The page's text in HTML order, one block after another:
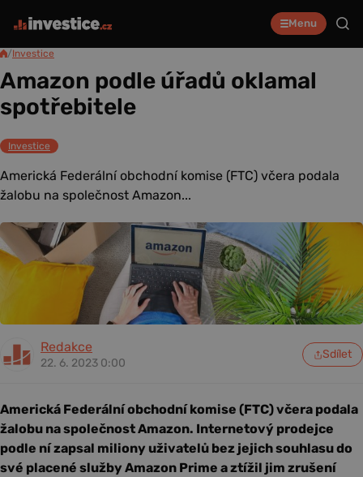
Menu
/Investice
Amazon podle úřadů oklamal
spotřebitele
Investice
Americká Federální obchodní komise (FTC) včera podala
žalobu na společnost Amazon...
Redakce
22. 6. 2023 0:00
Sdílet
Americká Federální obchodní komise (FTC) včera podala
žalobu na společnost Amazon. Internetový prodejce
podle ní zapsal miliony uživatelů bez jejich souhlasu do
své placené služby Amazon Prime a ztížil jim zrušení